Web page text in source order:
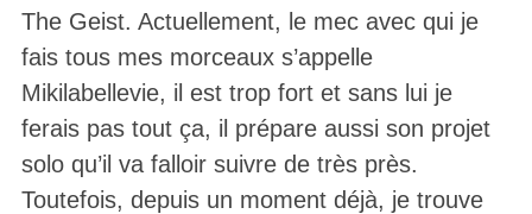
The Geist. Actuellement, le mec avec qui je
fais tous mes morceaux s’appelle
Mikilabellevie, il est trop fort et sans lui je
ferais pas tout ça, il prépare aussi son projet
solo qu’il va falloir suivre de très près.
Toutefois, depuis un moment déjà, je trouve